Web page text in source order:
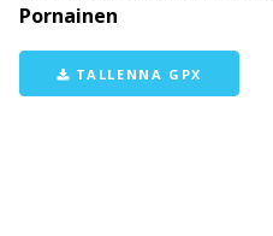
Pornainen
TALLENNA GPX